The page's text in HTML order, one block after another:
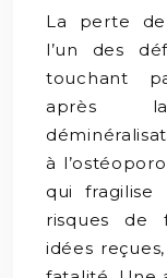
La perte de
l’un des
touchant
après
à
qui
risques de
idées